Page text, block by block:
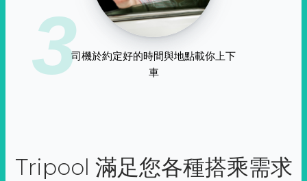
3司機於約定好的時間與地點載你上下
車
Tripool 滿足您各種搭乘需求